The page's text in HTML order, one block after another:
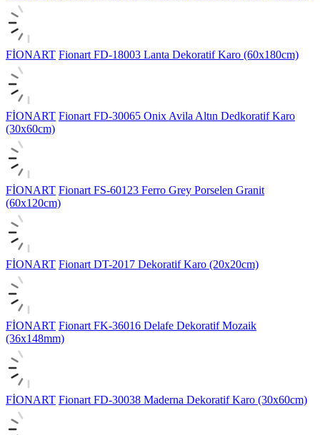
FİONART Fionart FD-18003 Lanta Dekoratif Karo (60x180cm)
FİONART Fionart FD-30065 Onix Avila Altın Dedkoratif Karo
(30x60cm)
FİONART Fionart FS-60123 Ferro Grey Porselen Granit
(60x120cm)
FİONART Fionart DT-2017 Dekoratif Karo (20x20cm)
FİONART Fionart FK-36016 Delafe Dekoratif Mozaik
(36x148mm)
FİONART Fionart FD-30038 Maderna Dekoratif Karo (30x60cm)